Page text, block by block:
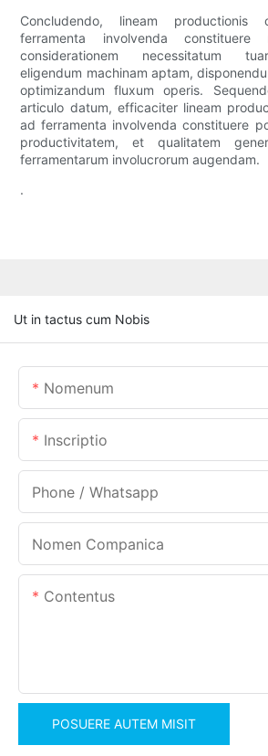
Concludendo, lineam
ferramenta involvenda constituere
considerationem necessitatum
eligendum machinam aptam,
optimizandum fluxum operis.
articulo datum, efficaciter lineam
ad ferramenta involvenda constituere
productivitatem, et qualitatem
ferramentarum involucrorum augendam.
.
Ut in tactus cum Nobis
Nomenum
Inscriptio
Phone / Whatsapp
Nomen Companica
Contentus
POSUERE AUTEM MISIT